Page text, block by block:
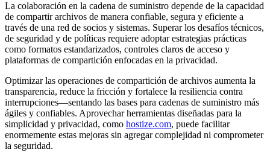
La colaboración en la cadena de suministro depende de la capacidad
de compartir archivos de manera confiable, segura y eficiente a
través de una red de socios y sistemas. Superar los desafíos técnicos,
de seguridad y de políticas requiere adoptar estrategias prácticas
como formatos estandarizados, controles claros de acceso y
plataformas de compartición enfocadas en la privacidad.
Optimizar las operaciones de compartición de archivos aumenta la
transparencia, reduce la fricción y fortalece la resiliencia contra
interrupciones—sentando las bases para cadenas de suministro más
ágiles y confiables. Aprovechar herramientas diseñadas para la
simplicidad y privacidad, como hostize.com, puede facilitar
enormemente estas mejoras sin agregar complejidad ni comprometer
la seguridad.